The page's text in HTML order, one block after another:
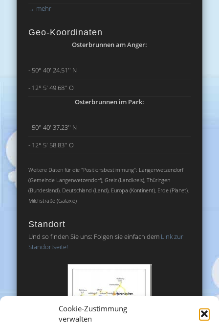
Cookie-Zustimmung
verwalten
→ mehr
Geo-Koordinaten
Osterbrunnen am Anger:
- 50° 40' 24.51'' N
- 12° 5' 49.68'' O
Osterbrunnen im Park:
- 50° 40' 37.23'' N
- 12° 5' 58.83'' O
Weitere Daten für die "Positionsbestimmung": Langenwetzendorf
(Gemeinde Langenwetzendorf), Greiz (Landkreis), Thüringen
(Bundesland), Deutschland (Land), Europa (Kontinent), Erde (Planet),
Milchstraße (Galaxie)
Standort
Und so finden Sie uns: Folgen sie einfach dem Link zur
Standortseite!